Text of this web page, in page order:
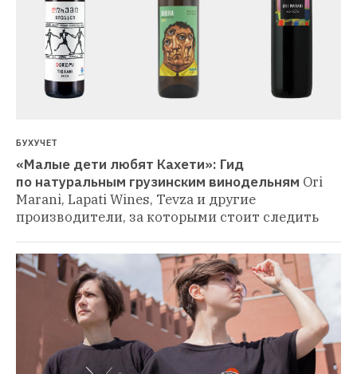
БУХУЧЕТ
«Малые дети любят Кахети»: Гид
по натуральным грузинским винодельням Ori
Marani, Lapati Wines, Tevza и другие
производители, за которыми стоит следить